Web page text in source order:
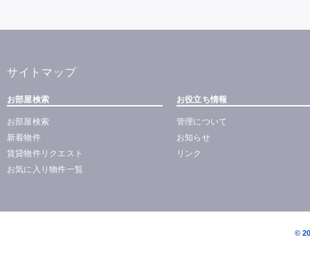
サイトマップ
お部屋検索
お部屋検索
新着物件
賃貸物件リクエスト
お気に入り物件一覧
お役立ち情報
管理について
お知らせ
リンク
©